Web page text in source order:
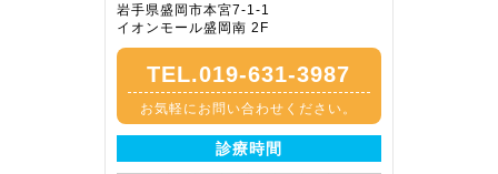
岩手県盛岡市本宮7-1-1
イオンモール盛岡南 2F
TEL.019-631-3987
お気軽にお問い合わせください。
診療時間